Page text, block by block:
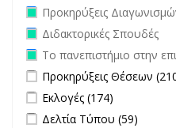
Remove Προκηρύξεις
Προκηρύξεις
Remove Διδακτορικές
Διδακτορικές Σπουδές
Remove Το
Το πανεπιστήμιο στην
Apply Προκηρύξεις
Προκηρύξεις Θέσεων
Apply Εκλογές filter
Εκλογές (174)
Apply Δελτία Τύπου filter
Δελτία Τύπου (59)